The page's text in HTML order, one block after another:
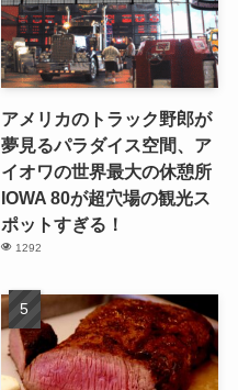
アメリカのトラック野郎が
夢見るパラダイス空間、ア
イオワの世界最大の休憩所
IOWA 80が超穴場の観光ス
ポットすぎる！
1292